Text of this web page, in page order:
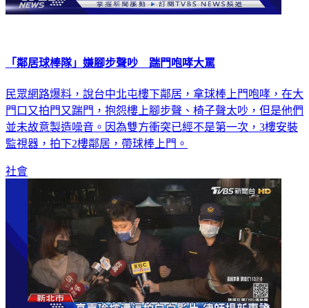
「鄰居球棒隊」嫌腳步聲吵 踹門咆哮大罵
民眾網路爆料，說台中北屯樓下鄰居，拿球棒上門咆哮，在大
門口又拍門又踹門，抱怨樓上腳步聲、椅子聲太吵，但是他們
並未故意製造噪音。因為雙方衝突已經不是第一次，3樓安裝
監視器，拍下2樓鄰居，帶球棒上門。
社會